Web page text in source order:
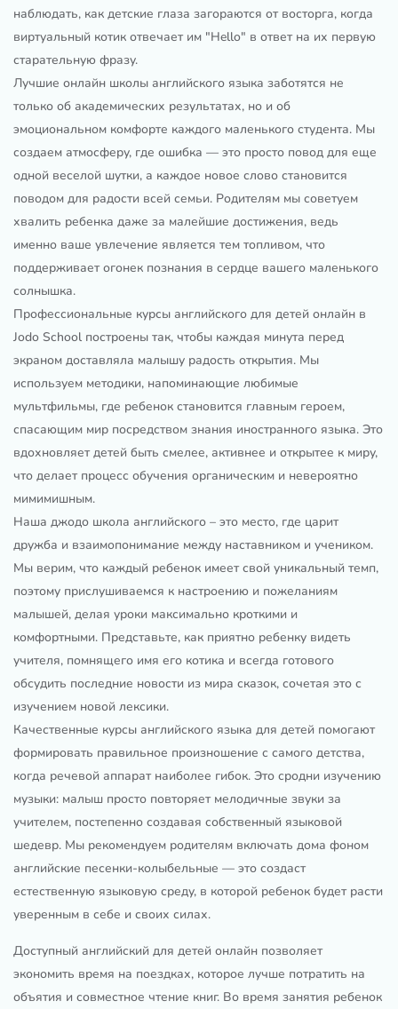
наблюдать, как детские глаза загораются от восторга, когда
виртуальный котик отвечает им "Hello" в ответ на их первую
старательную фразу.
Лучшие онлайн школы английского языка заботятся не
только об академических результатах, но и об
эмоциональном комфорте каждого маленького студента. Мы
создаем атмосферу, где ошибка — это просто повод для еще
одной веселой шутки, а каждое новое слово становится
поводом для радости всей семьи. Родителям мы советуем
хвалить ребенка даже за малейшие достижения, ведь
именно ваше увлечение является тем топливом, что
поддерживает огонек познания в сердце вашего маленького
солнышка.
Профессиональные курсы английского для детей онлайн в
Jodo School построены так, чтобы каждая минута перед
экраном доставляла малышу радость открытия. Мы
используем методики, напоминающие любимые
мультфильмы, где ребенок становится главным героем,
спасающим мир посредством знания иностранного языка. Это
вдохновляет детей быть смелее, активнее и открытее к миру,
что делает процесс обучения органическим и невероятно
мимимишным.
Наша джодо школа английского – это место, где царит
дружба и взаимопонимание между наставником и учеником.
Мы верим, что каждый ребенок имеет свой уникальный темп,
поэтому прислушиваемся к настроению и пожеланиям
малышей, делая уроки максимально кроткими и
комфортными. Представьте, как приятно ребенку видеть
учителя, помнящего имя его котика и всегда готового
обсудить последние новости из мира сказок, сочетая это с
изучением новой лексики.
Качественные курсы английского языка для детей помогают
формировать правильное произношение с самого детства,
когда речевой аппарат наиболее гибок. Это сродни изучению
музыки: малыш просто повторяет мелодичные звуки за
учителем, постепенно создавая собственный языковой
шедевр. Мы рекомендуем родителям включать дома фоном
английские песенки-колыбельные — это создаст
естественную языковую среду, в которой ребенок будет расти
уверенным в себе и своих силах.
Доступный английский для детей онлайн позволяет
экономить время на поездках, которое лучше потратить на
объятия и совместное чтение книг. Во время занятия ребенок